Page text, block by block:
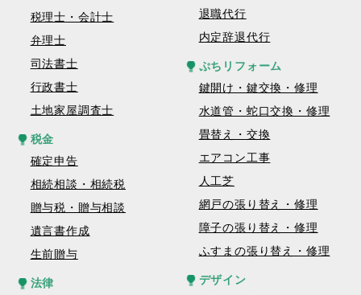
税理士・会計士
弁理士
司法書士
行政書士
土地家屋調査士
税金
確定申告
相続相談・相続税
贈与税・贈与相談
遺言書作成
生前贈与
法律
退職代行
内定辞退代行
ぷちリフォーム
鍵開け・鍵交換・修理
水道管・蛇口交換・修理
畳替え・交換
エアコン工事
人工芝
網戸の張り替え・修理
障子の張り替え・修理
ふすまの張り替え・修理
デザイン